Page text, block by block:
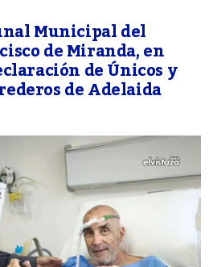
Municipal del
de Miranda, en
de Únicos y
de Adelaida